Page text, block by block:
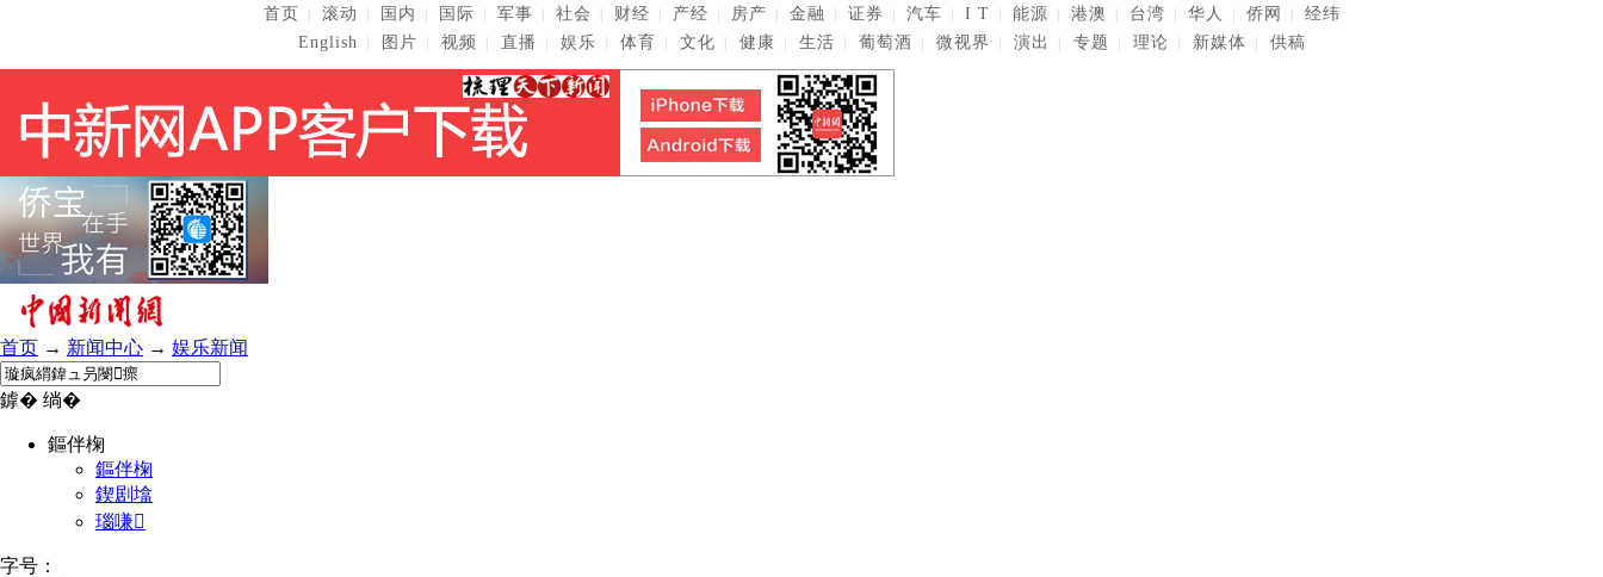
首页 滚动 国内 国际 军事 社会 财经 产经 房产 金融 证券 汽车 I T 能源 港澳 台湾 华人 侨网
经纬
English
图片 视频 直播 娱乐 体育 文化 健康 生活 葡萄酒 微视界 演出 专题 理论 新媒体 供稿
首页 → 新闻中心 → 娱乐新闻
鎼� 绱�
鏂伴椈
鏂伴椈
鍥剧墖
瑙嗛
字号：